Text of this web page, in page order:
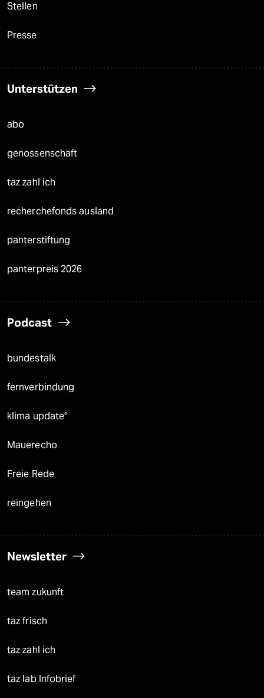
Stellen
Presse
Unterstützen
abo
genossenschaft
taz zahl ich
recherchefonds ausland
panterstiftung
panterpreis 2026
Podcast
bundestalk
fernverbindung
klima update°
Mauerecho
Freie Rede
reingehen
Newsletter
team zukunft
taz frisch
taz zahl ich
taz lab Infobrief